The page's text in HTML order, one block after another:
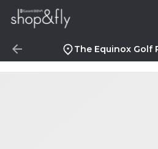
The Equinox Golf